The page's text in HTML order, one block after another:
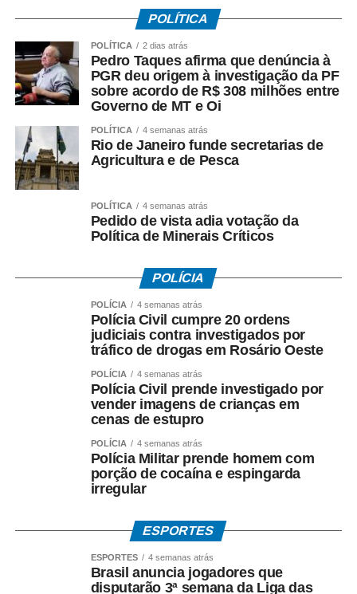
POLÍTICA
POLÍTICA 2 dias atrás
Pedro Taques afirma que denúncia à
PGR deu origem à investigação da PF
sobre acordo de R$ 308 milhões entre
Governo de MT e Oi
POLÍTICA 4 semanas atrás
Rio de Janeiro funde secretarias de
Agricultura e de Pesca
POLÍTICA 4 semanas atrás
Pedido de vista adia votação da
Política de Minerais Críticos
POLÍCIA
POLÍCIA 4 semanas atrás
Polícia Civil cumpre 20 ordens
judiciais contra investigados por
tráfico de drogas em Rosário Oeste
POLÍCIA 4 semanas atrás
Polícia Civil prende investigado por
vender imagens de crianças em
cenas de estupro
POLÍCIA 4 semanas atrás
Polícia Militar prende homem com
porção de cocaína e espingarda
irregular
ESPORTES
ESPORTES 4 semanas atrás
Brasil anuncia jogadores que
disputarão 3ª semana da Liga das